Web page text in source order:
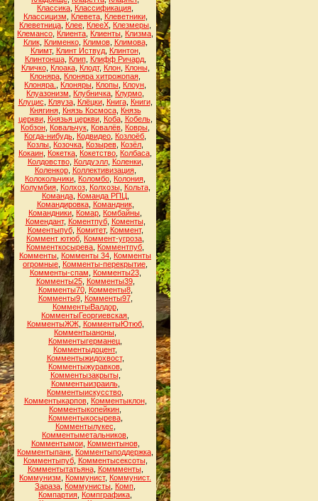
Классика Классификация
Классицизм
Клевета, Клеветники,
Клеветница Клее КлееХ Клезмеры
Клемансо Клиента Клиенты Клизма
Клик, Клименко, Климов, Климова,
Климт, Клинт Иствуд, Клинтон,
Клинтонша, Клип, Клифф Ричард,
Кличко, Клоака, Клодт, Клон, Клоны,
Клоняра Клоняра хитрожопая
Клоняра.
Клоняры Клопы Клоун
Клуазонизм
Клубничка Клурмо
Клуцис
Кляуза, Клёцки, Книга, Книги,
Княгиня, Князь Космоса, Князь
церкви, Князья церкви, Коба, Кобель,
Кобзон Ковальчук Ковалёв Ковры
Когда-нибудь Кодвидео Козлоёб
Козлы Козочка Козырев Козёл
Кокаин Кокетка Кокетство Колбаса
Колдовство, Колдуэлл, Коленки,
Коленкор, Коллективизация,
Колокольчики Коломбо Колония
Колумбия, Колхоз, Колхозы, Кольта,
Команда, Команда РПЦ
Командировка, Командник,
Командники Комар Комбайны
Комендант, Коментпуб, Коменты,
Коментыпуб, Комитет, Коммент,
Коммент ютюб Коммент-угроза
Комменткосырева Комментпуб
Комменты Комменты 34 Комменты
огромные Комменты-перекрытие
Комменты-спам
Комменты23,
Комменты25, Комменты39,
Комменты70, Комменты8,
Комменты9, Комменты97,
КомментыВалдор,
КомментыГеоргиевская
КомментыЖЖ, КомментыЮтюб,
Комментыаноны
Комментыгерманец
Комментыдоцент,
Комментыжидохвост,
Комментыжуравков
Комментызакрыты,
Комментыизраиль,
Комментыискусство
Комментыкарпов, Комментыклон,
Комментыкопейкин
Комментыкосырева,
Комментылукес
Комментыметальников
Комментымои, Комментынов,
Комментыпанк Комментыподдержка
Комментыпуб, Комментысексоты,
Комментытатьяна, Коммменты,
Коммунизм
Коммунист, Коммунист.
Зараза Коммунисты Комп
Компартия Компграфика